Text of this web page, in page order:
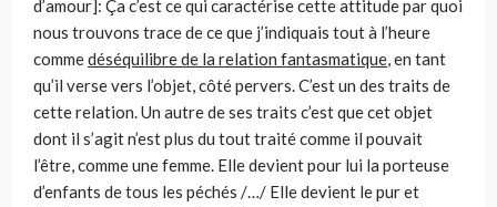
d’amour]: Ça c’est ce qui caractérise cette attitude par quoi
nous trouvons trace de ce que j’indiquais tout à l’heure
commedéséquilibre de la relation fantasmatique, en tant
qu’il verse vers l’objet, côté pervers. C’est un des traits de
cette relation. Un autre de ses traits c’est que cet objet
dont il s’agit n’est plus du tout traité comme il pouvait
l’être, comme une femme. Elle devient pour lui la porteuse
d’enfants de tous les péchés /…/ Elle devient le pur et